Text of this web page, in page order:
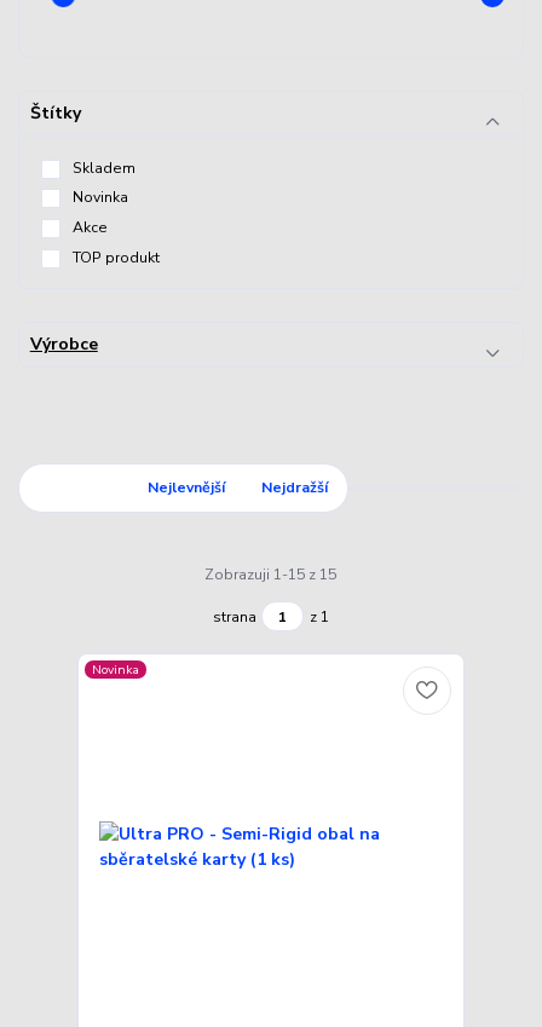
Štítky
Skladem
Novinka
Akce
TOP produkt
Výrobce
Nejlevnější Nejdražší
Zobrazuji 1-15 z 15
strana z 1
Novinka